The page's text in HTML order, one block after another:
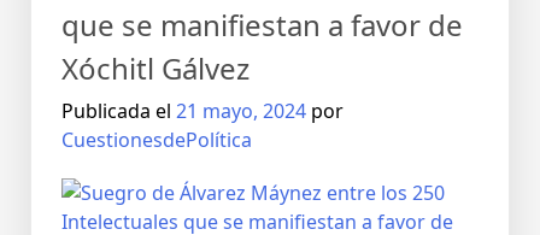
que se manifiestan a favor de
Xóchitl Gálvez
Publicada el 21 mayo, 2024 por
CuestionesdePolítica